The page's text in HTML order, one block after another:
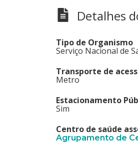
Detalhes
Tipo de Organismo
Serviço Nacional de
Transporte de
Metro
Estacionamento
Sim
Centro de saúde
Agrupamento de